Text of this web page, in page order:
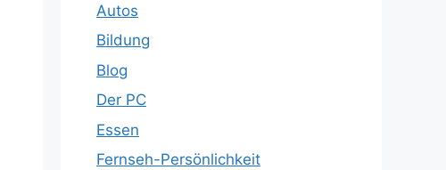
Autos
Bildung
Blog
Der PC
Essen
Fernseh-Persönlichkeit